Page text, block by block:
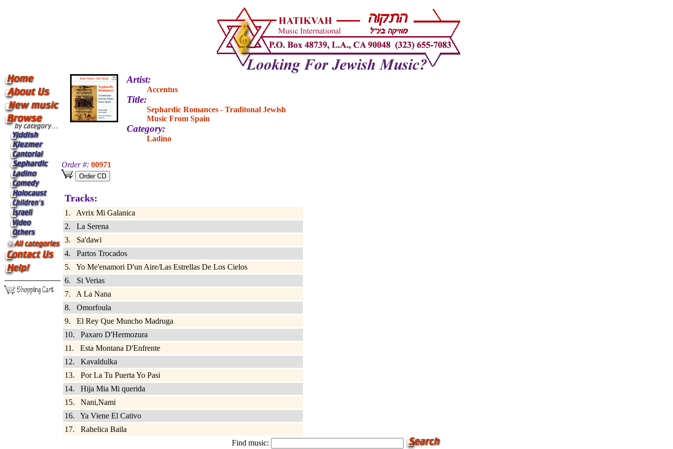
Artist:
Accentus
Title:
Sephardic Romances - Traditonal Jewish
Music From Spain
Category:
Ladino
Order #: 00971
Tracks:
1. Avrix Mi Galanica
2. La Serena
3. Sa'dawi
4. Partos Trocados
5. Yo Me'enamori D'un Aire/Las Estrellas De Los Cielos
6. Si Verias
7. A La Nana
8. Omorfoula
9. El Rey Que Muncho Madruga
10. Paxaro D'Hermozura
11. Esta Montana D'Enfrente
12. Kavaldulka
13. Por La Tu Puerta Yo Pasi
14. Hija Mia Mi querida
15. Nani,Nami
16. Ya Viene El Cativo
17. Rahelica Baila
Find music: